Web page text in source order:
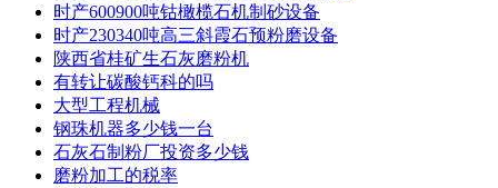
时产600900吨钴橄榄石机制砂设备
时产230340吨高三斜霞石预粉磨设备
陕西省桂矿生石灰磨粉机
有转让碳酸钙科的吗
大型工程机械
钢珠机器多少钱一台
石灰石制粉厂投资多少钱
磨粉加工的税率